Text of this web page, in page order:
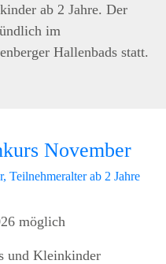
ab 2 Jahre. Der
im
Hallenbads statt.
November
Teilnehmeralter ab 2 Jahre
möglich
und Kleinkinder